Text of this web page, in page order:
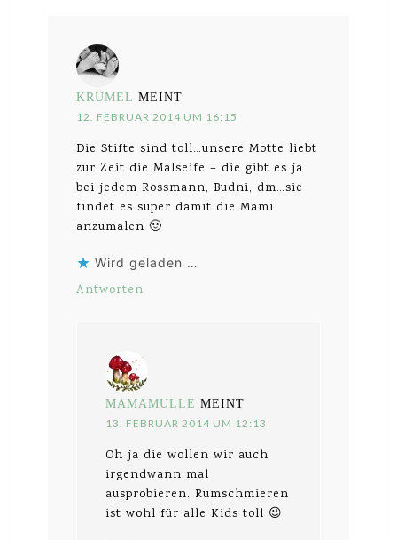
KRÜMEL MEINT
12. FEBRUAR 2014 UM 16:15
Die Stifte sind toll…unsere Motte liebt
zur Zeit die Malseife – die gibt es ja
bei jedem Rossmann, Budni, dm…sie
findet es super damit die Mami
anzumalen 🙂
Wird geladen …
Antworten
MAMAMULLE MEINT
13. FEBRUAR 2014 UM 12:13
Oh ja die wollen wir auch
irgendwann mal
ausprobieren. Rumschmieren
ist wohl für alle Kids toll 😉